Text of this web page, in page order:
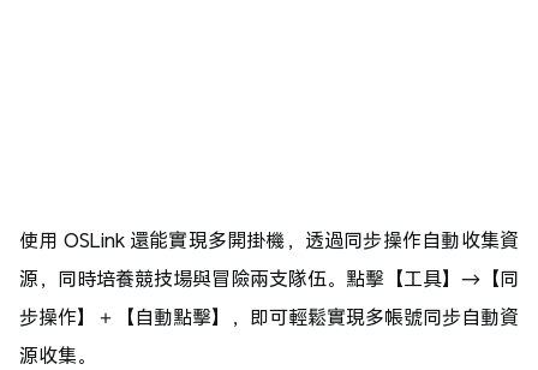
使用 OSLink 還能實現多開掛機，透過同步操作自動收集資
源，同時培養競技場與冒險兩支隊伍。 點擊【工具】→【同
步操作】＋【自動點擊】，即可輕鬆實現多帳號同步自動資
源收集。